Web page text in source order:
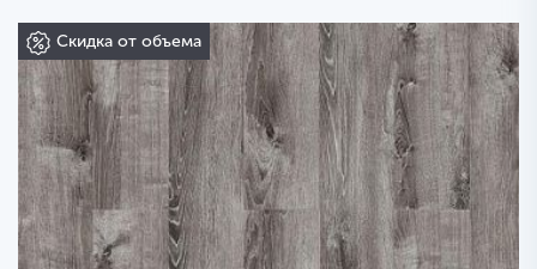
Скидка от объема